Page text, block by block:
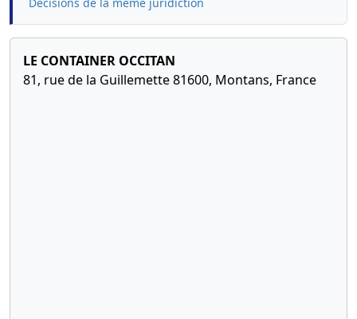
Décisions de la même juridiction
LE CONTAINER OCCITAN
81, rue de la Guillemette 81600, Montans, France